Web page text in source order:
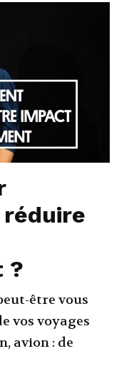
?
être vous
vos voyages
avion : de